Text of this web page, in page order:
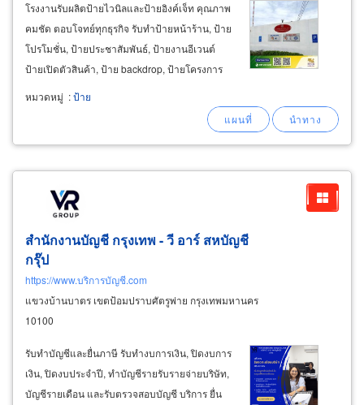
โรงงานรับผลิตป้ายไวนิลและป้ายอิงค์เจ็ท คุณภาพ
คมชัด ตอบโจทย์ทุกธุรกิจ รับทำป้ายหน้าร้าน, ป้าย
โปรโมชั่น, ป้ายประชาสัมพันธ์, ป้ายงานอีเวนต์
ป้ายเปิดตัวสินค้า, ป้าย backdrop, ป้ายโครงการ
ประเภท ป้ายประชาสัมพันธ์ รับพิมพ์ป้ายโฆษณา
หมวดหมู่ :ป้าย
สำนักงานบัญชี กรุงเทพ - วี อาร์ สหบัญชี
กรุ๊ป
https://www.บริการบัญชี.com
แขวงบ้านบาตร เขตป้อมปราบศัตรูพ่าย กรุงเทพมหานคร
10100
รับทำบัญชีและยื่นภาษี รับทำงบการเงิน, ปิดงบการ
เงิน, ปิดงบประจำปี, ทําบัญชีรายรับรายจ่ายบริษัท,
บัญชีรายเดือน และรับตรวจสอบบัญชี บริการ ยื่น